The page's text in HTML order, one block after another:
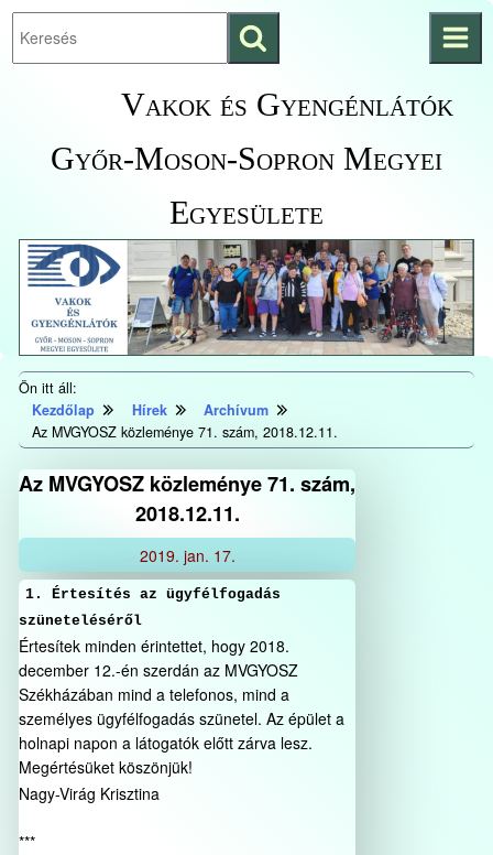
Ugrás a fő
KezdőlapraVakok és Gyengénlátók
Győr-Moson-Sopron Megyei
Egyesülete
Keresés
indítása
Ön itt áll:
Kezdőlap
Hírek
Archívum
Az MVGYOSZ közleménye 71. szám, 2018.12.11.
Az MVGYOSZ közleménye 71. szám,
2018.12.11.
2019. jan. 17.
1. Értesítés az ügyfélfogadás
szüneteléséről
Értesítek minden érintettet, hogy 2018.
december 12.-én szerdán az MVGYOSZ
Székházában mind a telefonos, mind a
személyes ügyfélfogadás szünetel. Az épület a
holnapi napon a látogatók előtt zárva lesz.
Megértésüket köszönjük!
Nagy-Virág Krisztina
***